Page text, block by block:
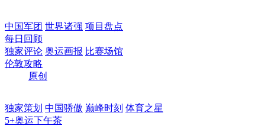
中国军团 世界诸强 项目盘点
每日回顾
独家评论 奥运画报 比赛场馆
伦敦攻略
原创
独家策划 中国骄傲 巅峰时刻 体育之星
5+奥运下午茶